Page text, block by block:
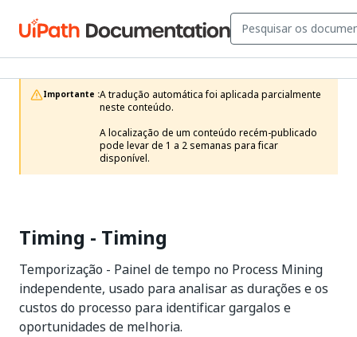
Importante :A tradução automática foi aplicada parcialmente
neste conteúdo.
A localização de um conteúdo recém-publicado
pode levar de 1 a 2 semanas para ficar
disponível.
Timing - Timing
Temporização - Painel de tempo no Process Mining
independente, usado para analisar as durações e os
custos do processo para identificar gargalos e
oportunidades de melhoria.